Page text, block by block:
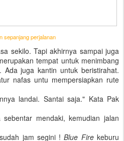
sepanjang perjalanan
sekilo. Tapi akhirnya sampai juga
tempat untuk menimbang
juga kantin untuk beristirahat.
nafas untu mempersiapkan rute
landai. Santai saja." Kata Pak
mendaki, kemudian jalan
jam segini !Blue Firekeburu